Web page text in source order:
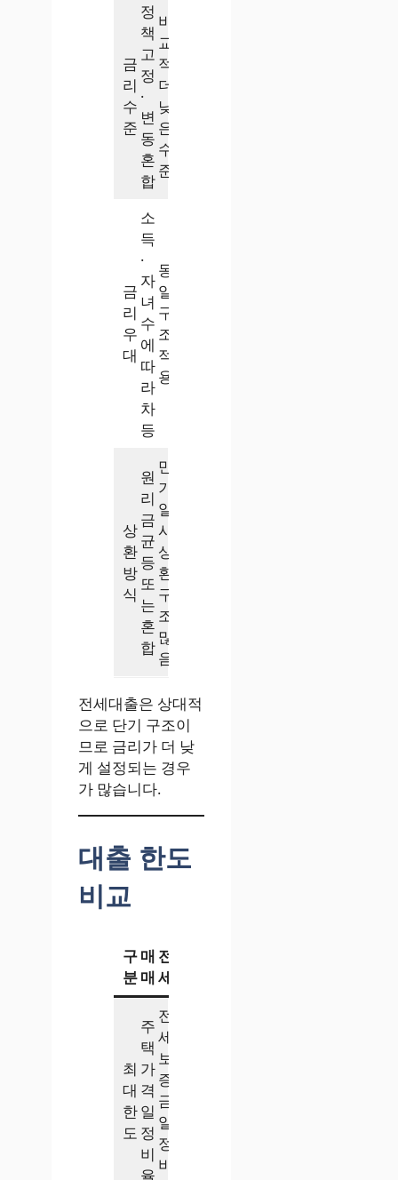
금
리
수
준
정
책
고
정
·
변
동
혼
합
비
교
적
더
낮
은
수
준
금
리
우
대
소
득
·
자
녀
수
에
따
라
차
등
동
일
구
조
적
용
상
환
방
식
원
리
금
균
등
또
는
혼
합
만
기
일
시
상
환
구
조
많
음
전세대출은 상대적
으로 단기 구조이
므로 금리가 더 낮
게 설정되는 경우
가 많습니다.
대출 한도
비교
구
분
매
매
전
세
최
대
한
도
주
택
가
격
일
정
비
율
전
세
보
증
금
일
정
비